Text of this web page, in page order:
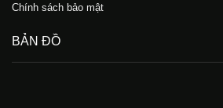
Chính sách bảo mật
BẢN ĐỒ